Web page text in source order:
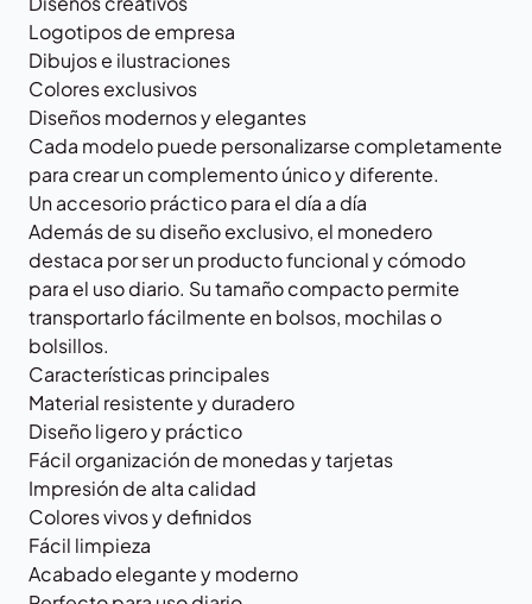
Logotipos de empresa
Dibujos e ilustraciones
Colores exclusivos
Diseños modernos y elegantes
Cada modelo puede personalizarse completamente
para crear un complemento único y diferente.
Un accesorio práctico para el día a día
Además de su diseño exclusivo, el monedero
destaca por ser un producto funcional y cómodo
para el uso diario. Su tamaño compacto permite
transportarlo fácilmente en bolsos, mochilas o
bolsillos.
Características principales
Material resistente y duradero
Diseño ligero y práctico
Fácil organización de monedas y tarjetas
Impresión de alta calidad
Colores vivos y definidos
Fácil limpieza
Acabado elegante y moderno